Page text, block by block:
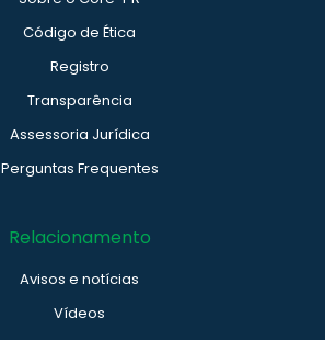
Código de Ética
Registro
Transparência
Assessoria Jurídica
Perguntas Frequentes
Relacionamento
Avisos e notícias
Vídeos